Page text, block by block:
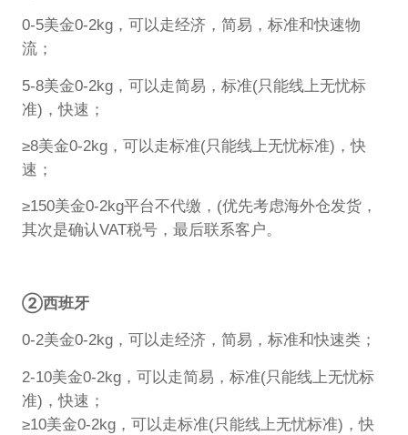
0-5美金0-2kg，可以走经济，简易，标准和快速物
流；
5-8美金0-2kg，可以走简易，标准(只能线上无忧标
准)，快速；
≥8美金0-2kg，可以走标准(只能线上无忧标准)，快
速；
≥150美金0-2kg平台不代缴，(优先考虑海外仓发货，
其次是确认VAT税号，最后联系客户。
②西班牙
0-2美金0-2kg，可以走经济，简易，标准和快速类；
2-10美金0-2kg，可以走简易，标准(只能线上无忧标
准)，快速；
≥10美金0-2kg，可以走标准(只能线上无忧标准)，快